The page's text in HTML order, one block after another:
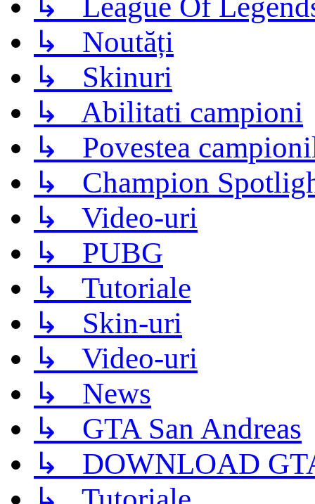
↳ Noutăți
↳ Skinuri
↳ Abilitati campioni
↳ Povestea
↳ Champion
↳ Video-uri
↳ PUBG
↳ Tutoriale
↳ Skin-uri
↳ Video-uri
↳ News
↳ GTA San Andreas
↳ DOWNLOAD